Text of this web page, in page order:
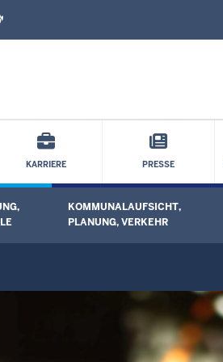
KARRIERE PRESSE
öffnen Untermenü öffnen
KOMMUNALAUFSICHT,
PLANUNG, VERKEHR